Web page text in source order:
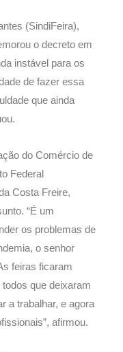
(SindiFeira),
o decreto em
instável para os
de fazer essa
que ainda
do Comércio de
Federal
Costa Freire,
“É um
os problemas de
o senhor
feiras ficaram
que deixaram
a trabalhar, e agora
afirmou.